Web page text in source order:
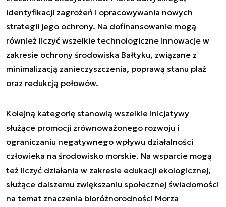
identyfikacji zagrożeń i opracowywania nowych
strategii jego ochrony. Na dofinansowanie mogą
również liczyć wszelkie technologiczne innowacje w
zakresie ochrony środowiska Bałtyku, związane z
minimalizacją zanieczyszczenia, poprawą stanu plaż
oraz redukcją połowów.
Kolejną kategorię stanowią wszelkie inicjatywy
służące promocji zrównoważonego rozwoju i
ograniczaniu negatywnego wpływu działalności
człowieka na środowisko morskie. Na wsparcie mogą
też liczyć działania w zakresie edukacji ekologicznej,
służące dalszemu zwiększaniu społecznej świadomości
na temat znaczenia bioróżnorodności Morza